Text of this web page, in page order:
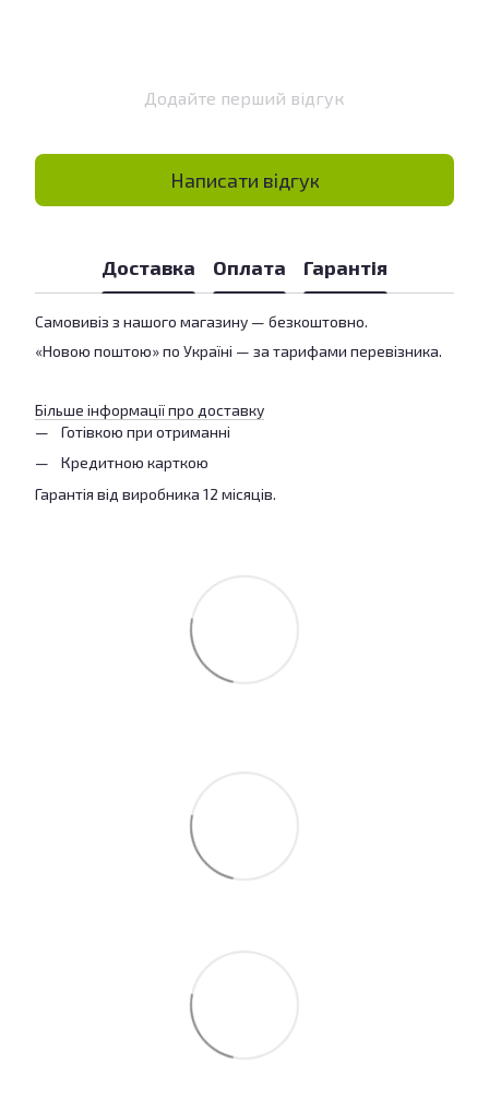
Додайте перший відгук
Написати відгук
Доставка Оплата Гарантія
Самовивіз з нашого магазину — безкоштовно.
«Новою поштою» по Україні — за тарифами перевізника.
Більше інформації про доставку
Готівкою при отриманні
Кредитною карткою
Гарантія від виробника 12 місяців.